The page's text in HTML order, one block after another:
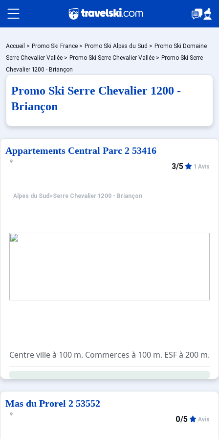
Packages
Bons plans
Accueil > Promo Ski France > Promo Ski Alpes du Sud > Promo Ski Domaine
Serre Chevalier Vallée > Promo Ski Serre Chevalier Vallée > Promo Ski Serre
Chevalier 1200 - Briançon
Promo Ski Serre Chevalier 1200 -
Briançon
Appartements Central Parc 2 53416
Alpes du Sud >Serre Chevalier 1200 - Briançon
3/5 1 Avis
Centre ville à 100 m. Commerces à 100 m. ESF à 200
Mas du Prorel 2 53552
0/5 Avis